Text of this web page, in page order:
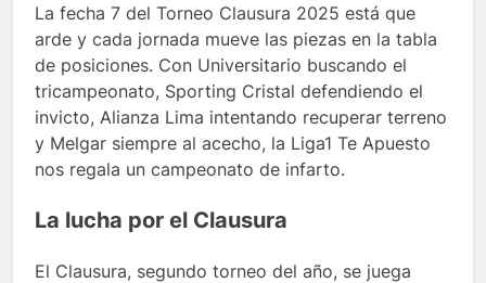
La fecha 7 del Torneo Clausura 2025 está que
arde y cada jornada mueve las piezas en la tabla
de posiciones. Con Universitario buscando el
tricampeonato, Sporting Cristal defendiendo el
invicto, Alianza Lima intentando recuperar terreno
y Melgar siempre al acecho, la Liga1 Te Apuesto
nos regala un campeonato de infarto.
La lucha por el Clausura
El Clausura, segundo torneo del año, se juega